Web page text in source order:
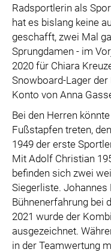
Radsportlerin als
hat es bislang keine
geschafft, zwei Mal
Sprungdamen - im
2020 für Chiara
Snowboard-Lager
Konto von Anna
Bei den Herren
Fußstapfen treten,
1949 der erste
Mit Adolf Christian
befinden sich zwei
Siegerliste.
Bühnenerfahrung bei
2021 wurde der
ausgezeichnet.
in der Teamwertung